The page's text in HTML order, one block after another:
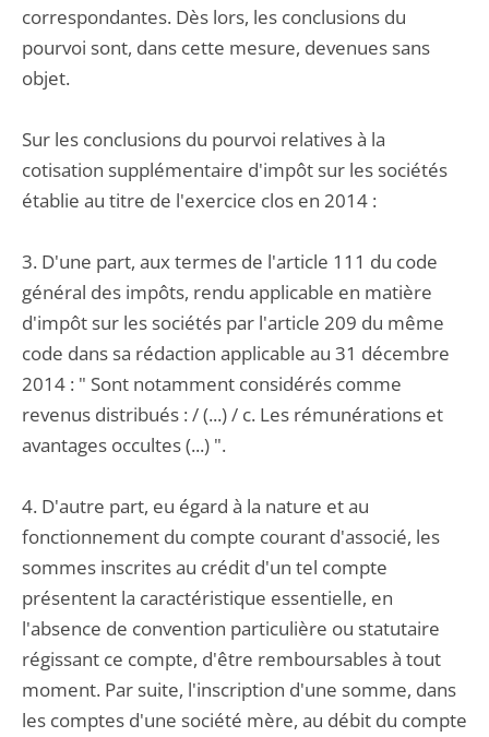
correspondantes. Dès lors, les conclusions du
pourvoi sont, dans cette mesure, devenues sans
objet.
Sur les conclusions du pourvoi relatives à la
cotisation supplémentaire d'impôt sur les sociétés
établie au titre de l'exercice clos en 2014 :
3. D'une part, aux termes de l'article 111 du code
général des impôts, rendu applicable en matière
d'impôt sur les sociétés par l'article 209 du même
code dans sa rédaction applicable au 31 décembre
2014 : " Sont notamment considérés comme
revenus distribués : / (...) / c. Les rémunérations et
avantages occultes (...) ".
4. D'autre part, eu égard à la nature et au
fonctionnement du compte courant d'associé, les
sommes inscrites au crédit d'un tel compte
présentent la caractéristique essentielle, en
l'absence de convention particulière ou statutaire
régissant ce compte, d'être remboursables à tout
moment. Par suite, l'inscription d'une somme, dans
les comptes d'une société mère, au débit du compte